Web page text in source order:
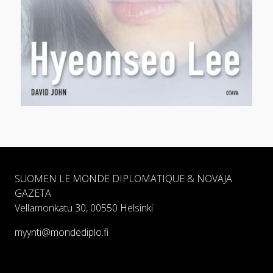
SUOMEN LE MONDE DIPLOMATIQUE & NOVAJA
GAZETA
Vellamonkatu 30, 00550 Helsinki
myynti@mondediplo.fi